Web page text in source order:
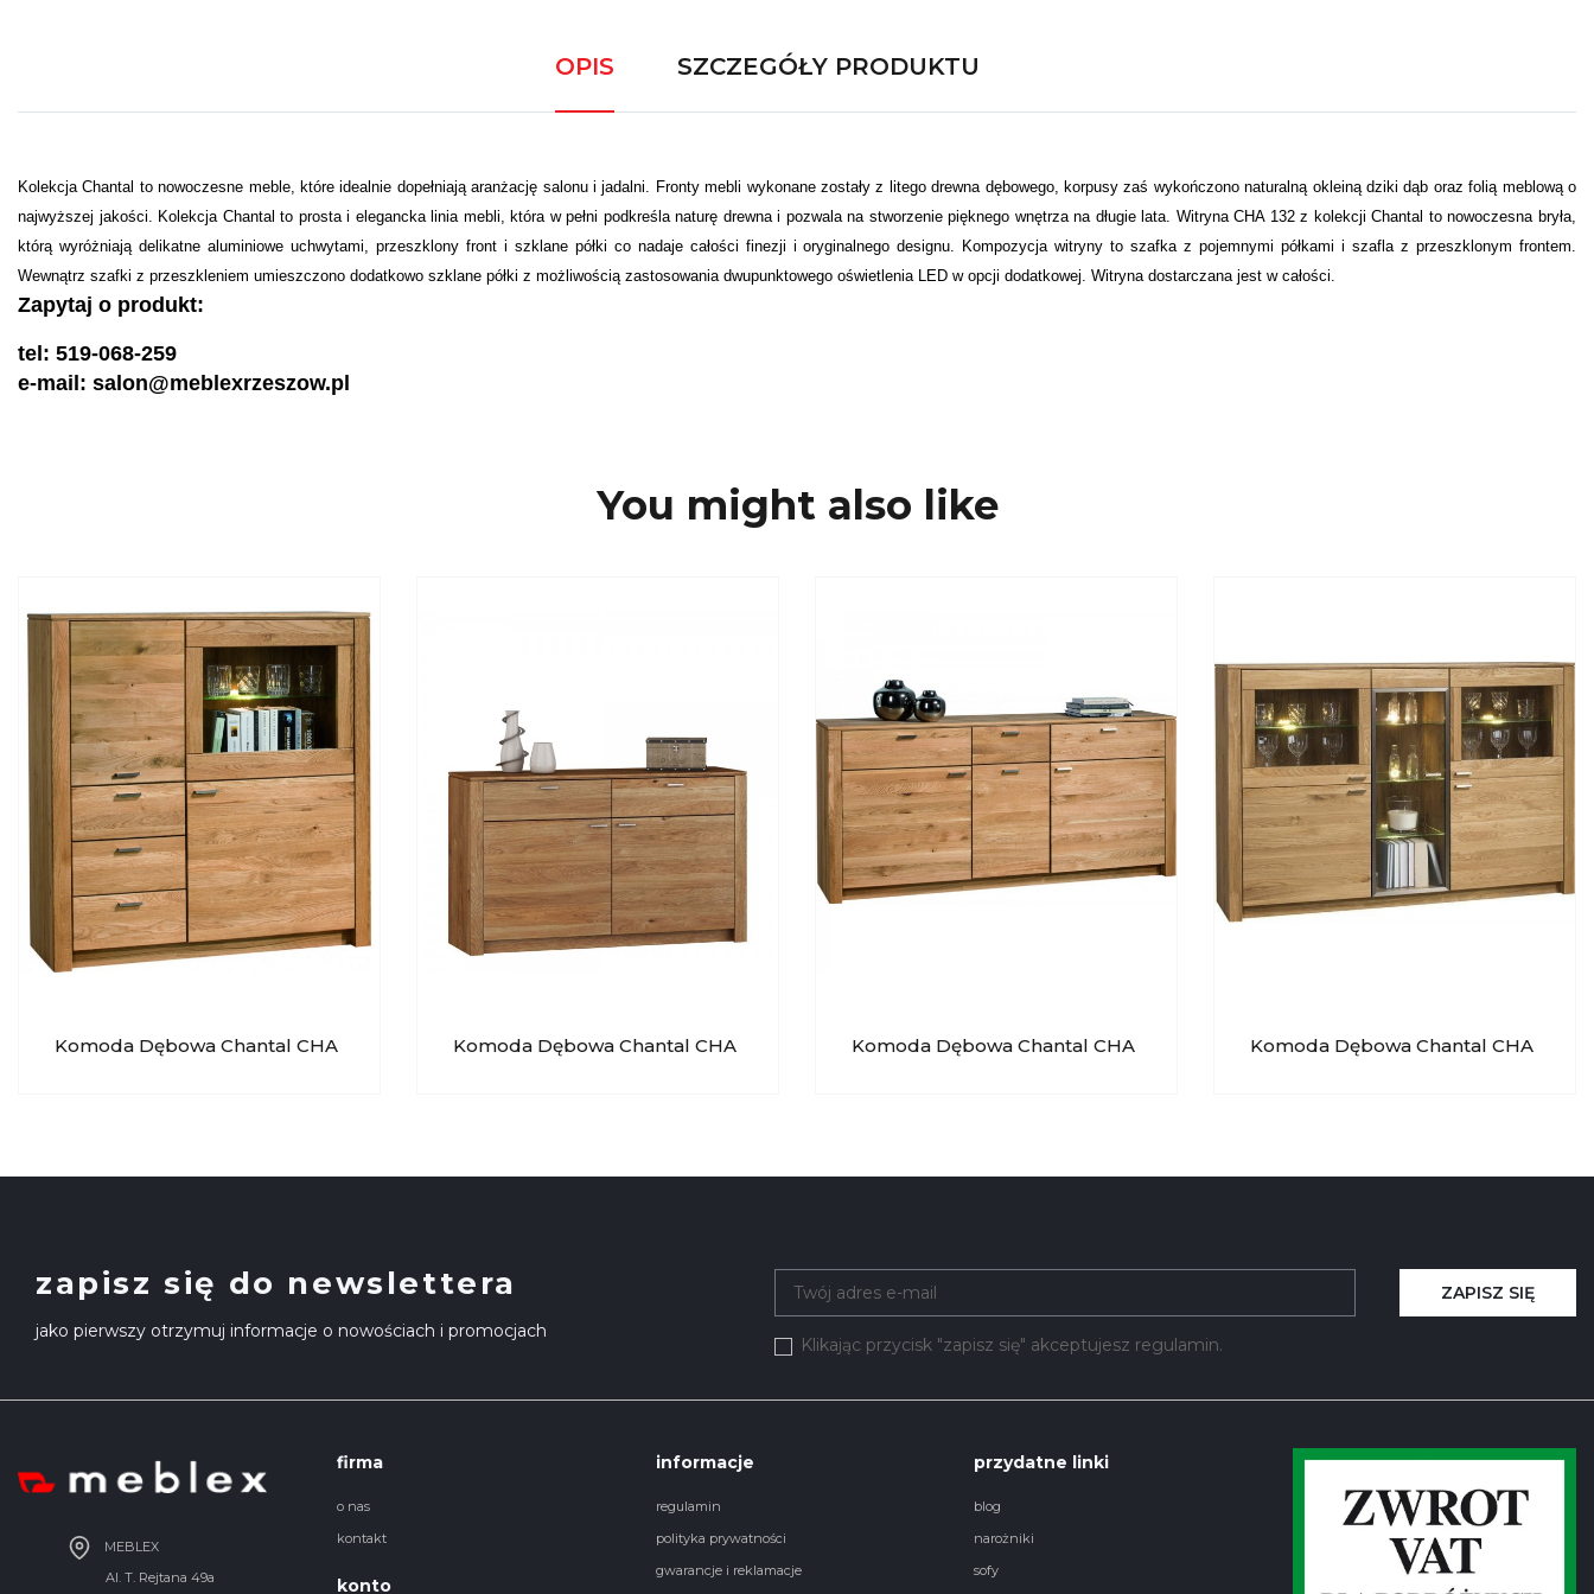
OPIS SZCZEGÓŁY PRODUKTU
Kolekcja Chantal to nowoczesne meble, które idealnie dopełniają aranżację salonu i jadalni. Fronty mebli wykonane zostały z litego drewna dębowego, korpusy zaś wykończono naturalną okleiną dziki dąb oraz folią meblową o
najwyższej jakości. Kolekcja Chantal to prosta i elegancka linia mebli, która w pełni podkreśla naturę drewna i pozwala na stworzenie pięknego wnętrza na długie lata. Witryna CHA 132 z kolekcji Chantal to nowoczesna bryła,
którą wyróżniają delikatne aluminiowe uchwytami, przeszklony front i szklane półki co nadaje całości finezji i oryginalnego designu. Kompozycja witryny to szafka z pojemnymi półkami i szafla z przeszklonym frontem.
Wewnątrz szafki z przeszkleniem umieszczono dodatkowo szklane półki z możliwością zastosowania dwupunktowego oświetlenia LED w opcji dodatkowej. Witryna dostarczana jest w całości.
Zapytaj o produkt:
tel: 519-068-259
e-mail: salon@meblexrzeszow.pl
You might also like
Komoda Dębowa Chantal CHA
Komoda Dębowa Chantal CHA
Komoda Dębowa Chantal CHA
Komoda Dębowa Chantal CHA
zapisz się do newslettera
jako pierwszy otrzymuj informacje o nowościach i promocjach
Klikając przycisk "zapisz się" akceptujesz regulamin.
ZAPISZ SIĘ
MEBLEX
Al. T. Rejtana 49a
firma
o nas
kontakt
konto
informacje
regulamin
polityka prywatności
gwarancje i reklamacje
przydatne linki
blog
narożniki
sofy